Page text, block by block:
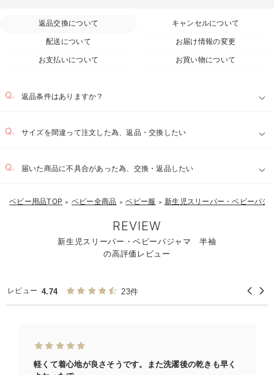
返品交換について
キャンセルについて
配送について
お届け情報の変更
お支払いについて
お買い物について
返品条件はありますか？
サイズを間違って注文した為、返品・交換したい
届いた商品に不具合があった為、交換・返品したい
お気に入り商品を確認する
ベビー用品TOP ＞ ベビー全商品 ＞ ベビー服 ＞ 新生児スリーパー・ベビーパジ
REVIEW
新生児スリーパー・ベビーパジャマ 半袖
の高評価レビュー
レビュー 4.74 23件
軽くて着心地が良さそうです。また洗濯後の乾きも早く